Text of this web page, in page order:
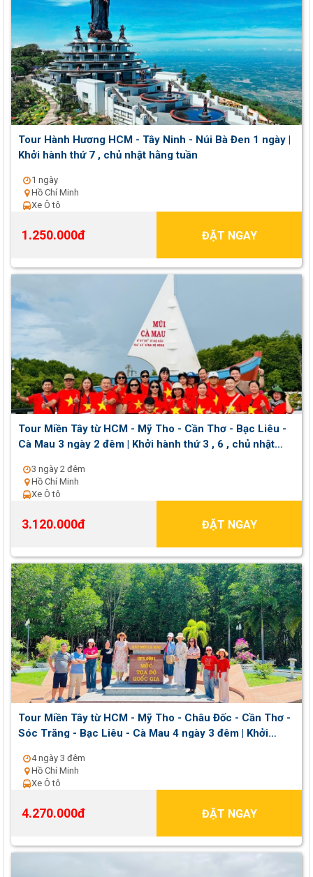
Tour Hành Hương HCM - Tây Ninh - Núi Bà Đen 1 ngày |
Khởi hành thứ 7 , chủ nhật hằng tuần
1 ngày
Hồ Chí Minh
Xe Ô tô
1.250.000đ ĐẶT NGAY
Tour Miền Tây từ HCM - Mỹ Tho - Cần Thơ - Bạc Liêu -
Cà Mau 3 ngày 2 đêm | Khởi hành thứ 3 , 6 , chủ nhật
3 ngày 2 đêm
Hồ Chí Minh
Xe Ô tô
3.120.000đ ĐẶT NGAY
Tour Miền Tây từ HCM - Mỹ Tho - Châu Đốc - Cần Thơ -
Sóc Trăng - Bạc Liêu - Cà Mau 4 ngày 3 đêm | Khởi
4 ngày 3 đêm
Hồ Chí Minh
Xe Ô tô
4.270.000đ ĐẶT NGAY